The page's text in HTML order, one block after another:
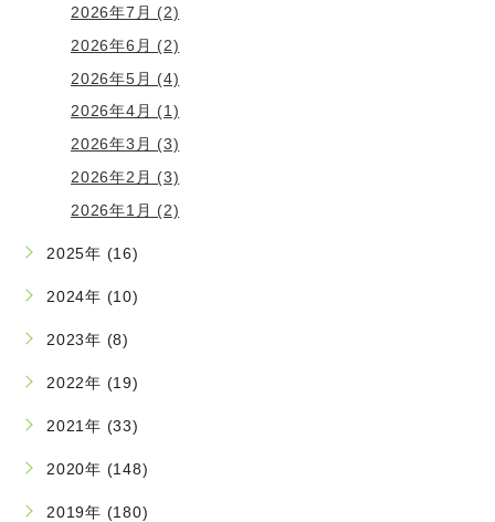
2026年7月 (2)
2026年6月 (2)
2026年5月 (4)
2026年4月 (1)
2026年3月 (3)
2026年2月 (3)
2026年1月 (2)
2025年 (16)
2024年 (10)
2023年 (8)
2022年 (19)
2021年 (33)
2020年 (148)
2019年 (180)